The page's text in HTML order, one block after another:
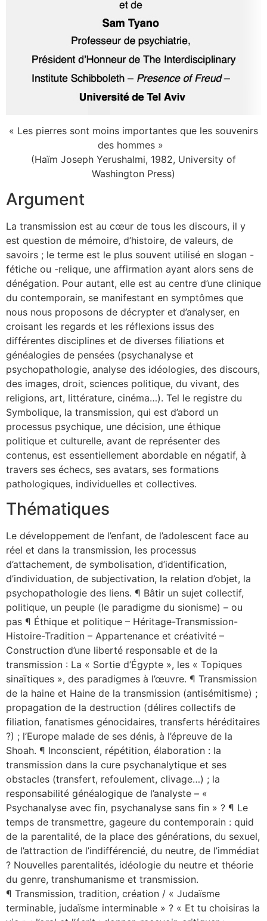
« Les pierres sont moins importantes que les souvenirs
des hommes »
(Haïm Joseph Yerushalmi, 1982, University of
Washington Press)
Argument
La transmission est au cœur de tous les discours, il y
est question de mémoire, d’histoire, de valeurs, de
savoirs ; le terme est le plus souvent utilisé en slogan -
fétiche ou -relique, une affirmation ayant alors sens de
dénégation. Pour autant, elle est au centre d’une clinique
du contemporain, se manifestant en symptômes que
nous nous proposons de décrypter et d’analyser, en
croisant les regards et les réflexions issus des
différentes disciplines et de diverses filiations et
généalogies de pensées (psychanalyse et
psychopathologie, analyse des idéologies, des discours,
des images, droit, sciences politique, du vivant, des
religions, art, littérature, cinéma…). Tel le registre du
Symbolique, la transmission, qui est d’abord un
processus psychique, une décision, une éthique
politique et culturelle, avant de représenter des
contenus, est essentiellement abordable en négatif, à
travers ses échecs, ses avatars, ses formations
pathologiques, individuelles et collectives.
Thématiques
Le développement de l’enfant, de l’adolescent face au
réel et dans la transmission, les processus
d’attachement, de symbolisation, d’identification,
d’individuation, de subjectivation, la relation d’objet, la
psychopathologie des liens. ¶ Bâtir un sujet collectif,
politique, un peuple (le paradigme du sionisme) – ou
pas ¶ Éthique et politique – Héritage-Transmission-
Histoire-Tradition – Appartenance et créativité –
Construction d’une liberté responsable et de la
transmission : La « Sortie d’Égypte », les « Topiques
sinaïtiques », des paradigmes à l’œuvre. ¶ Transmission
de la haine et Haine de la transmission (antisémitisme) ;
propagation de la destruction (délires collectifs de
filiation, fanatismes génocidaires, transferts héréditaires
?) ; l’Europe malade de ses dénis, à l’épreuve de la
Shoah. ¶ Inconscient, répétition, élaboration : la
transmission dans la cure psychanalytique et ses
obstacles (transfert, refoulement, clivage…) ; la
responsabilité généalogique de l’analyste – «
Psychanalyse avec fin, psychanalyse sans fin » ? ¶ Le
temps de transmettre, gageure du contemporain : quid
de la parentalité, de la place des générations, du sexuel,
de l’attraction de l’indifférencié, du neutre, de l’immédiat
? Nouvelles parentalités, idéologie du neutre et théorie
du genre, transhumanisme et transmission.
¶ Transmission, tradition, création / « Judaïsme
terminable, judaïsme interminable » ? « Et tu choisiras la